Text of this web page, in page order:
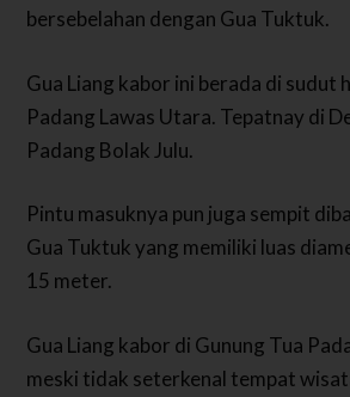
bersebelahan dengan Gua Tuktuk.
Gua Liang kabor ini berada di sudut
Padang Lawas Utara. Tepatnay di
Padang Bolak Julu.
Pintu masuknya pun juga sempit
Gua Tuktuk yang memiliki luas
15 meter.
Gua Liang kabor di Gunung Tua
meski tidak seterkenal tempat